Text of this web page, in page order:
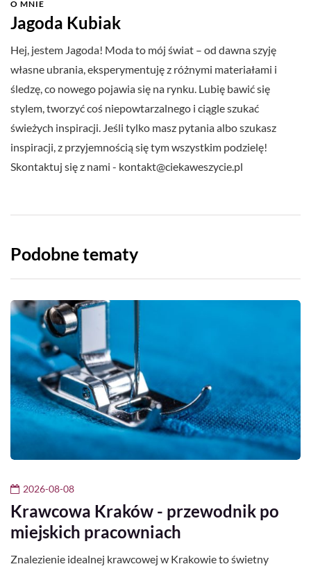
O MNIE
Jagoda Kubiak
Hej, jestem Jagoda! Moda to mój świat – od dawna szyję
własne ubrania, eksperymentuję z różnymi materiałami i
śledzę, co nowego pojawia się na rynku. Lubię bawić się
stylem, tworzyć coś niepowtarzalnego i ciągle szukać
świeżych inspiracji. Jeśli tylko masz pytania albo szukasz
inspiracji, z przyjemnością się tym wszystkim podzielę!
Skontaktuj się z nami - kontakt@ciekaweszycie.pl
Podobne tematy
2026-08-08
Krawcowa Kraków - przewodnik po
miejskich pracowniach
Znalezienie idealnej krawcowej w Krakowie to świetny